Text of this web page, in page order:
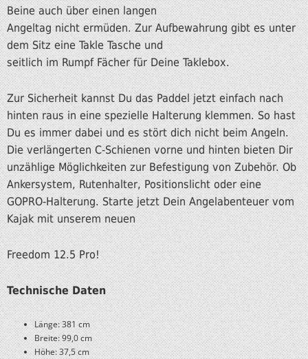
Beine auch über einen langen
Angeltag nicht ermüden. Zur Aufbewahrung gibt es unter
dem Sitz eine Takle Tasche und
seitlich im Rumpf Fächer für Deine Taklebox.
Zur Sicherheit kannst Du das Paddel jetzt einfach nach
hinten raus in eine spezielle Halterung klemmen. So hast
Du es immer dabei und es stört dich nicht beim Angeln.
Die verlängerten C-Schienen vorne und hintenbieten Dir
unzählige Möglichkeiten zur Befestigungvon Zubehör. Ob
Ankersystem, Rutenhalter, Positionslicht oder eine
GOPRO-Halterung. Starte jetzt DeinAngelabenteuer vom
Kajak mit unserem neuen
Freedom 12.5 Pro!
Technische Daten
Länge: 381 cm
Breite: 99,0 cm
Höhe: 37,5 cm